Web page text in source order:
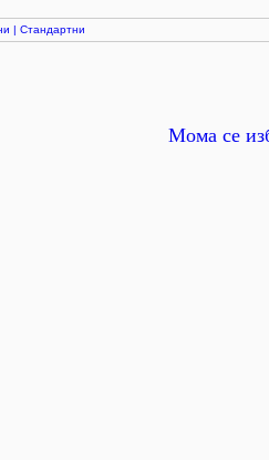
| Стандартни
Мома се